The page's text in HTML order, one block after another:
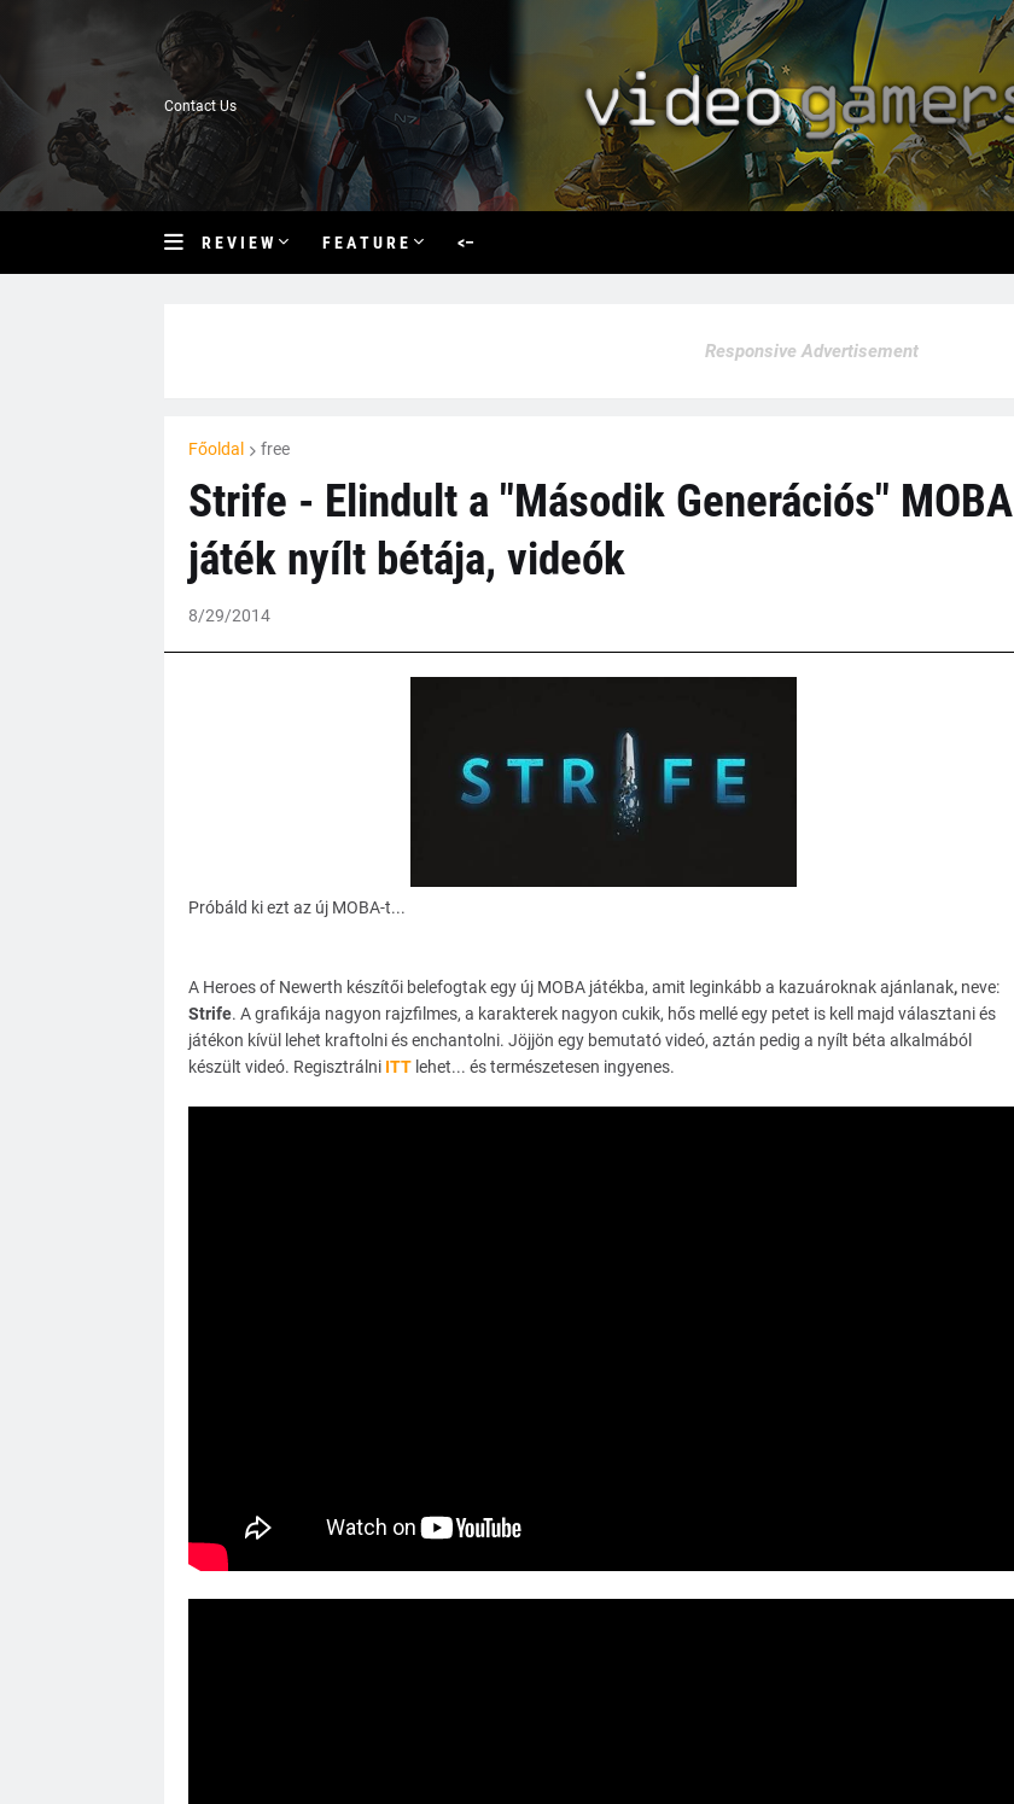
Contact Us
R E V I E W F E A T U R E <–
Responsive Advertisement
Főoldal free
Strife - Elindult a "Második Generációs" MOBA
játék nyílt bétája, videók
8/29/2014
Próbáld ki ezt az új MOBA-t...
A Heroes of Newerth készítői belefogtak egy új MOBA játékba, amit leginkább a kazuároknak ajánlanak, neve:
Strife. A grafikája nagyon rajzfilmes, a karakterek nagyon cukik, hős mellé egy petet is kell majd választani és
játékon kívül lehet kraftolni és enchantolni. Jöjjön egy bemutató videó, aztán pedig a nyílt béta alkalmából
készült videó. Regisztrálni ITTlehet... és természetesen ingyenes.